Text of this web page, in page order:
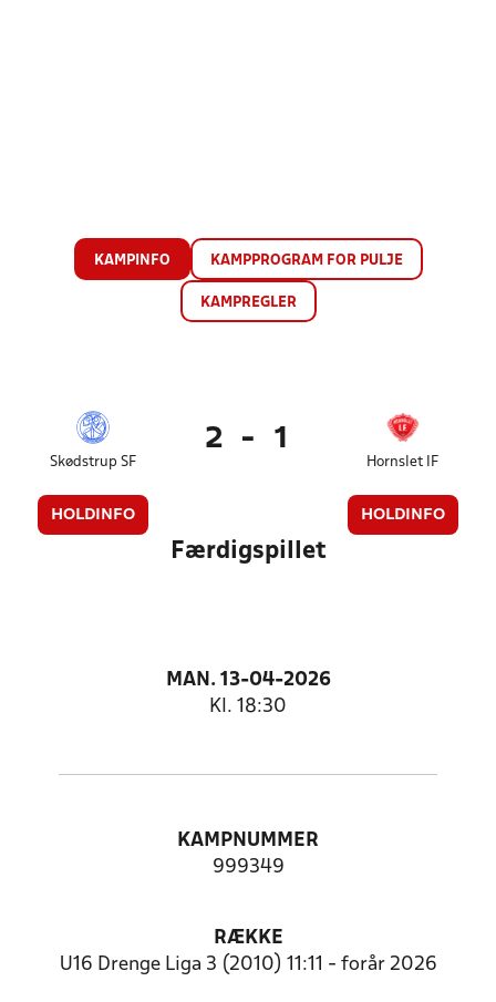
KAMPINFO KAMPPROGRAM FOR PULJE
KAMPREGLER
Skødstrup SF
HOLDINFO
2 - 1
Hornslet IF
HOLDINFO
Færdigspillet
MAN. 13-04-2026
Kl. 18:30
KAMPNUMMER
999349
RÆKKE
U16 Drenge Liga 3 (2010) 11:11 - forår 2026